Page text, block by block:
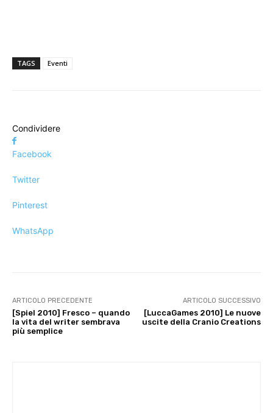
TAGS Eventi
Condividere
Facebook
Twitter
Pinterest
WhatsApp
ARTICOLO PRECEDENTE
[Spiel 2010] Fresco – quando
la vita del writer sembrava
più semplice
ARTICOLO SUCCESSIVO
[LuccaGames 2010] Le nuove
uscite della Cranio Creations